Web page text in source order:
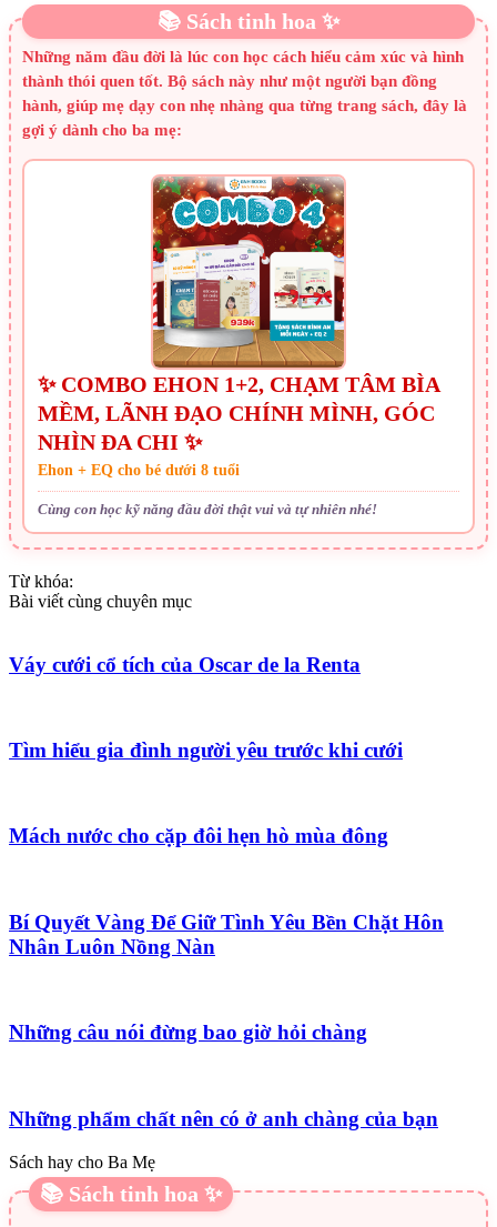
📚 Sách tinh hoa ✨
Những năm đầu đời là lúc con học cách hiểu cảm xúc và hình
thành thói quen tốt. Bộ sách này như một người bạn đồng
hành, giúp mẹ dạy con nhẹ nhàng qua từng trang sách, đây là
gợi ý dành cho ba mẹ:
✨ COMBO EHON 1+2, CHẠM TÂM BÌA
MỀM, LÃNH ĐẠO CHÍNH MÌNH, GÓC
NHÌN ĐA CHI ✨
Ehon + EQ cho bé dưới 8 tuổi
Cùng con học kỹ năng đầu đời thật vui và tự nhiên nhé!
Từ khóa:
Bài viết cùng chuyên mục
Váy cưới cổ tích của Oscar de la Renta
Tìm hiểu gia đình người yêu trước khi cưới
Mách nước cho cặp đôi hẹn hò mùa đông
Bí Quyết Vàng Để Giữ Tình Yêu Bền Chặt Hôn
Nhân Luôn Nồng Nàn
Những câu nói đừng bao giờ hỏi chàng
Những phẩm chất nên có ở anh chàng của bạn
Sách hay cho Ba Mẹ
📚 Sách tinh hoa ✨